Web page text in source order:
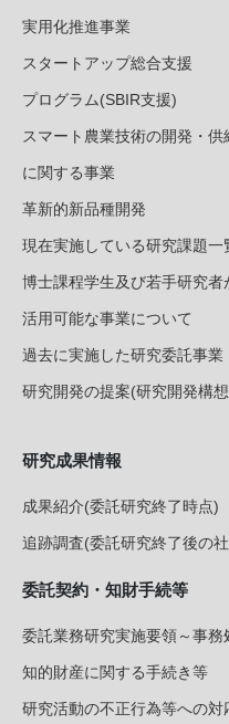
実用化推進事業
スタートアップ総合支援
プログラム(SBIR支援)
スマート農業技術の開発・供
に関する事業
革新的新品種開発
現在実施している研究課題一
博士課程学生及び若手研究者
活用可能な事業について
過去に実施した研究委託事業
研究開発の提案(研究開発構
研究成果情報
成果紹介(委託研究終了時点)
追跡調査(委託研究終了後の
委託契約・知財手続等
委託業務研究実施要領～事
知的財産に関する手続き等
研究活動の不正行為等への対